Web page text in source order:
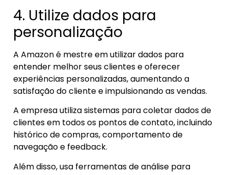
4. Utilize dados para
personalização
A Amazon é mestre em utilizar dados para
entender melhor seus clientes e oferecer
experiências personalizadas, aumentando a
satisfação do cliente e impulsionando as vendas.
A empresa utiliza sistemas para coletar dados de
clientes em todos os pontos de contato, incluindo
histórico de compras, comportamento de
navegação e feedback.
Além disso, usa ferramentas de análise para